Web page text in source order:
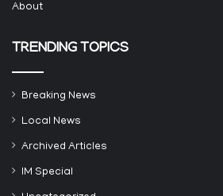
About
TRENDING TOPICS
Breaking News
Local News
Archived Articles
IM Special